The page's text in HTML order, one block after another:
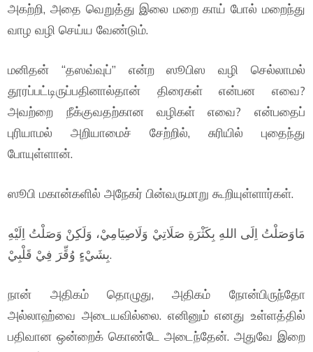
அகற்றி, அதை வெறுத்து இலை மறை காய் போல் மறைந்து
வாழ வழி செய்ய வேண்டும்.
மனிதன் “தஸவ்வுப்” என்ற ஸூபிஸ வழி செல்லாமல்
தூரப்பட்டிருப்பதினால்தான் திரைகள் என்பன எவை?
அவற்றை நீக்குவதற்கான வழிகள் எவை? என்பதைப்
புரியாமல் அறியாமைச் சேற்றில், சுரியில் புதைந்து
போயுள்ளான்.
ஸூபி மகான்களில் அநேகர் பின்வருமாறு கூறியுள்ளார்கள்.
مَاوَصَلْتُ اِلَى اللهِ بِكَثْرَةِ صَلَاتِيْ وَلَاصِيَامِيْ، وَلَكِنْ وَصَلْتُ اِلَيْهِ
بِشَيْءٍ وُقِّرَ فِيْ قَلْبِيْ.
நான் அதிகம் தொழுது, அதிகம் நோன்பிருந்தோ
அல்லாஹ்வை அடையவில்லை. எனினும் எனது உள்ளத்தில்
பதிவான ஒன்றைக் கொண்டே அடைந்தேன். அதுவே இறை